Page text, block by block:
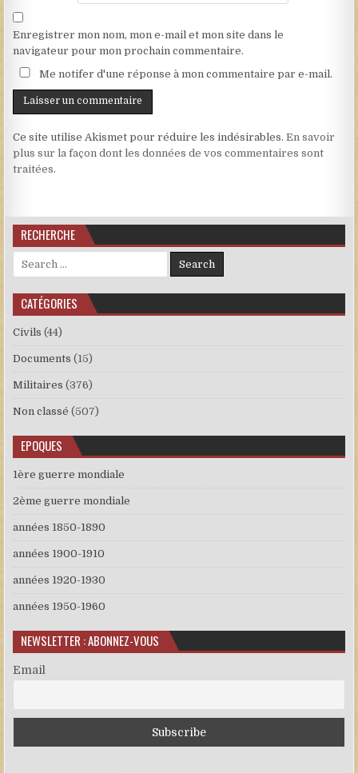
Enregistrer mon nom, mon e-mail et mon site dans le
navigateur pour mon prochain commentaire.
Me notifer d'une réponse à mon commentaire par e-mail.
Ce site utilise Akismet pour réduire les indésirables.En savoir
plus sur la façon dont les données de vos commentaires sont
traitées.
RECHERCHE
Search for:
CATÉGORIES
Civils (44)
Documents (15)
Militaires (376)
Non classé (507)
EPOQUES
1ère guerre mondiale
2ème guerre mondiale
années 1850-1890
années 1900-1910
années 1920-1930
années 1950-1960
NEWSLETTER : ABONNEZ-VOUS
Email